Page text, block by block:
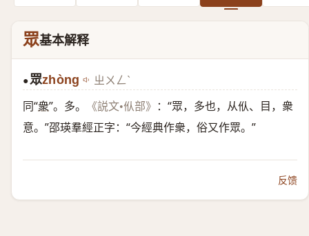
眾基本解释
●眾zhòng ㄓㄨㄥˋ
同“衆”。多。 《説文•㐺部》
：“眾，多也，从㐺、目，衆
意。”邵瑛羣經正字：“今經典作衆，俗又作眾。”
反馈